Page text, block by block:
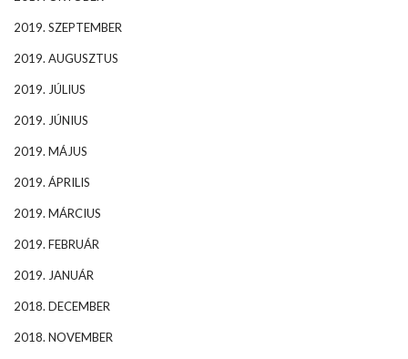
2019. SZEPTEMBER
2019. AUGUSZTUS
2019. JÚLIUS
2019. JÚNIUS
2019. MÁJUS
2019. ÁPRILIS
2019. MÁRCIUS
2019. FEBRUÁR
2019. JANUÁR
2018. DECEMBER
2018. NOVEMBER